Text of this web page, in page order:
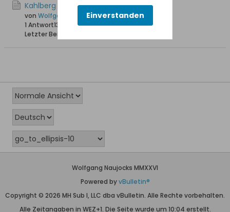
Kahlberg Ostseestrand 1935
von Wolfgang
1 Antwort13.087 Hits0 Likes
Letzter Beitrag
Wolfgang Naujocks MMXXVI
Powered byvBulletin®
Copyright © 2026 MH Sub I, LLC dba vBulletin. Alle Rechte vorbehalten.
Alle Zeitangaben in WEZ+1. Die Seite wurde um 10:04 erstellt.
Einverstanden